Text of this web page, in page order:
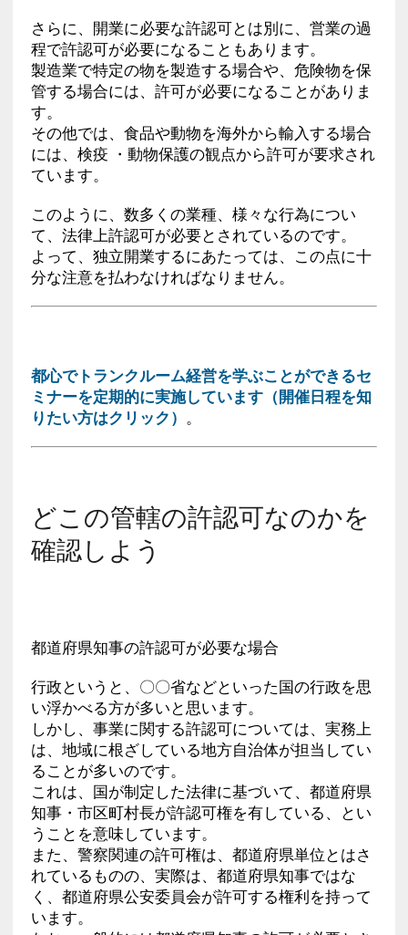
さらに、開業に必要な許認可とは別に、営業の過
程で許認可が必要になることもあります。
製造業で特定の物を製造する場合や、危険物を保
管する場合には、許可が必要になることがありま
す。
その他では、食品や動物を海外から輸入する場合
には、検疫 ・動物保護の観点から許可が要求され
ています。
このように、数多くの業種、様々な行為につい
て、法律上許認可が必要とされているのです。
よって、独立開業するにあたっては、この点に十
分な注意を払わなければなりません。
都心でトランクルーム経営を学ぶことができるセ
ミナーを定期的に実施しています（開催日程を知
りたい方はクリック） 。
どこの管轄の許認可なのかを
確認しよう
都道府県知事の許認可が必要な場合
行政というと、〇〇省などといった国の行政を思
い浮かべる方が多いと思います。
しかし、事業に関する許認可については、実務上
は、地域に根ざしている地方自治体が担当してい
ることが多いのです。
これは、国が制定した法律に基づいて、都道府県
知事・市区町村長が許認可権を有している、とい
うことを意味しています。
また、警察関連の許可権は、都道府県単位とはさ
れているものの、実際は、都道府県知事ではな
く、都道府県公安委員会が許可する権利を持って
います。